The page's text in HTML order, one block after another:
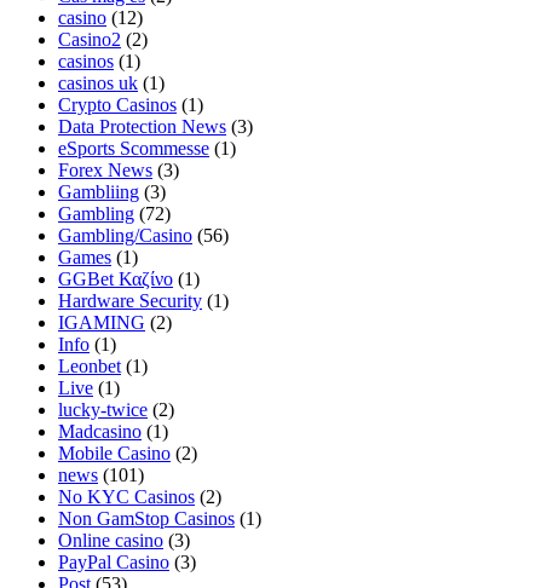
casino (12)
Casino2 (2)
casinos (1)
casinos uk (1)
Crypto Casinos (1)
Data Protection News (3)
eSports Scommesse (1)
Forex News (3)
Gambliing (3)
Gambling (72)
Gambling/Casino (56)
Games (1)
GGBet Καζίνο (1)
Hardware Security (1)
IGAMING (2)
Info (1)
Leonbet (1)
Live (1)
lucky-twice (2)
Madcasino (1)
Mobile Casino (2)
news (101)
No KYC Casinos (2)
Non GamStop Casinos (1)
Online casino (3)
PayPal Casino (3)
Post (53)